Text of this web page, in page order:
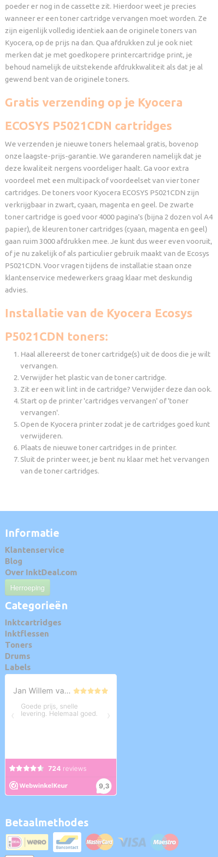
poeder er nog in de cassette zit. Hierdoor weet je precies
wanneer er een toner cartridge vervangen moet worden. Ze
zijn eigenlijk volledig identiek aan de originele toners van
Kyocera, op de prijs na dan. Qua afdrukken zul je ook niet
merken dat je met goedkopere printercartridge print, je
behoud namelijk de uitstekende afdrukkwaliteit als dat je al
gewend bent van de originele toners.
Gratis verzending op je Kyocera
ECOSYS P5021CDN cartridges
We verzenden je nieuwe toners helemaal gratis, bovenop
onze laagste-prijs-garantie. We garanderen namelijk dat je
deze kwaliteit nergens voordeliger haalt. Ga voor extra
voordeel met een multipack of voordeelset van vier toner
cartridges. De toners voor Kyocera ECOSYS P5021CDN zijn
verkrijgbaar in zwart, cyaan, magenta en geel. De zwarte
toner cartridge is goed voor 4000 pagina's (bijna 2 dozen vol A4
papier), de kleuren toner cartridges (cyaan, magenta en geel)
gaan ruim 3000 afdrukken mee. Je kunt dus weer even vooruit,
of je nu zakelijk of als particulier gebruik maakt van de Ecosys
P5021CDN. Voor vragen tijdens de installatie staan onze
klantenservice medewerkers graag klaar met deskundig
advies.
Installatie van de Kyocera Ecosys
P5021CDN toners:
Haal allereerst de toner cartridge(s) uit de doos die je wilt
vervangen.
Verwijder het plastic van de toner cartridge.
Zit er een wit lint in de cartridge? Verwijder deze dan ook.
Start op de printer 'cartridges vervangen' of 'toner
vervangen'.
Open de Kyocera printer zodat je de cartridges goed kunt
verwijderen.
Plaats de nieuwe toner cartridges in de printer.
Sluit de printer weer, je bent nu klaar met het vervangen
van de toner cartridges.
Informatie
Klantenservice
Blog
Over InktDeal.com
Herroeping
Categorieën
Inktcartridges
Inktflessen
Toners
Drums
Labels
Betaalmethodes